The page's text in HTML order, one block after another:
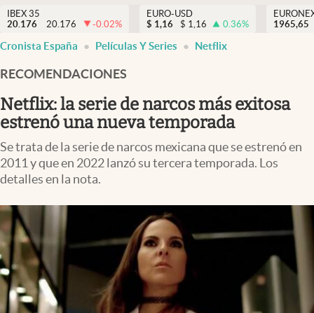
USA
Criptomonedas
España
NOTICIAS
FINANZAS
EURO
IBEX 35
20.176
20.176 -0.02%
EURO-USD
$ 1,16 $ 1,16 0.36%
1965,65
Cronista España Películas Y Series Netflix
RECOMENDACIONES
Netflix: la serie de narcos más exitosa
estrenó una nueva temporada
Se trata de la serie de narcos mexicana que se estrenó en
2011 y que en 2022 lanzó su tercera temporada. Los
detalles en la nota.